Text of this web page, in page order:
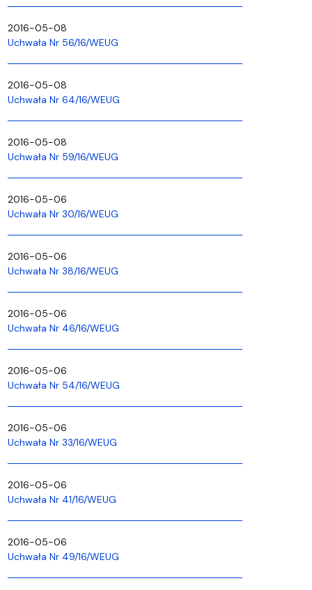
2016-05-08
Uchwała Nr 56/16/WEUG
2016-05-08
Uchwała Nr 64/16/WEUG
2016-05-08
Uchwała Nr 59/16/WEUG
2016-05-06
Uchwała Nr 30/16/WEUG
2016-05-06
Uchwała Nr 38/16/WEUG
2016-05-06
Uchwała Nr 46/16/WEUG
2016-05-06
Uchwała Nr 54/16/WEUG
2016-05-06
Uchwała Nr 33/16/WEUG
2016-05-06
Uchwała Nr 41/16/WEUG
2016-05-06
Uchwała Nr 49/16/WEUG